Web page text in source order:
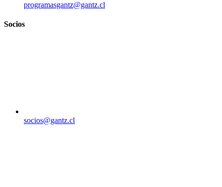
programasgantz@gantz.cl
Socios
socios@gantz.cl